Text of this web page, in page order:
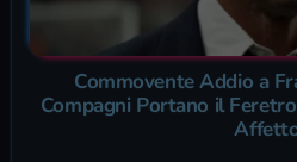
Commovente Addio a
Compagni Portano il